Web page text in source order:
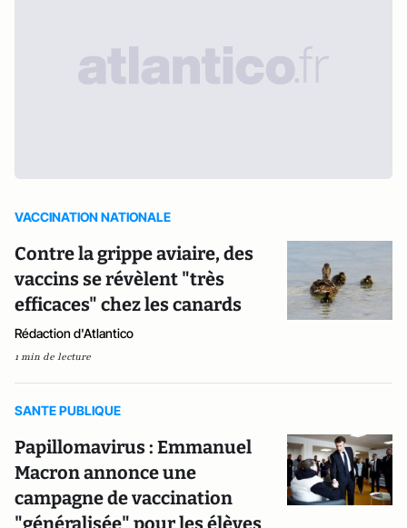
VACCINATION NATIONALE
Contre la grippe aviaire, des
vaccins se révèlent "très
efficaces" chez les canards
Rédaction d'Atlantico
1 min de lecture
SANTE PUBLIQUE
Papillomavirus : Emmanuel
Macron annonce une
campagne de vaccination
"généralisée" pour les élèves